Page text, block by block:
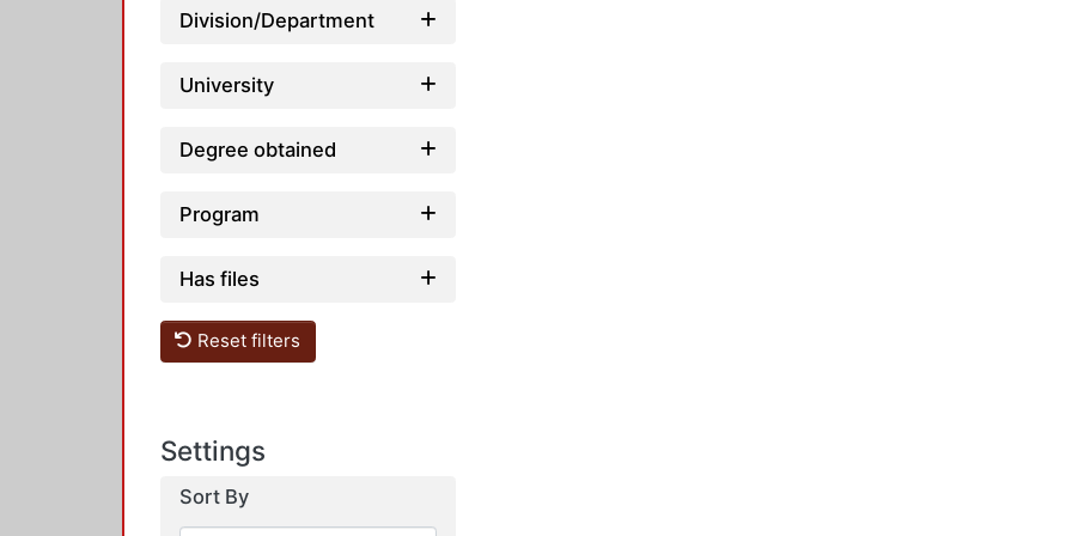
Division/Department
University
Degree obtained
Program
Has files
Reset filters
Settings
Sort By